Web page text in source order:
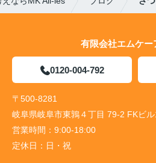
有限会社エムケー
0120-004-792
〒500-8281
岐阜県岐阜市東鶉４丁目 79-2 FKビ
営業時間： 9:00-18:00
定休日： 日・祝